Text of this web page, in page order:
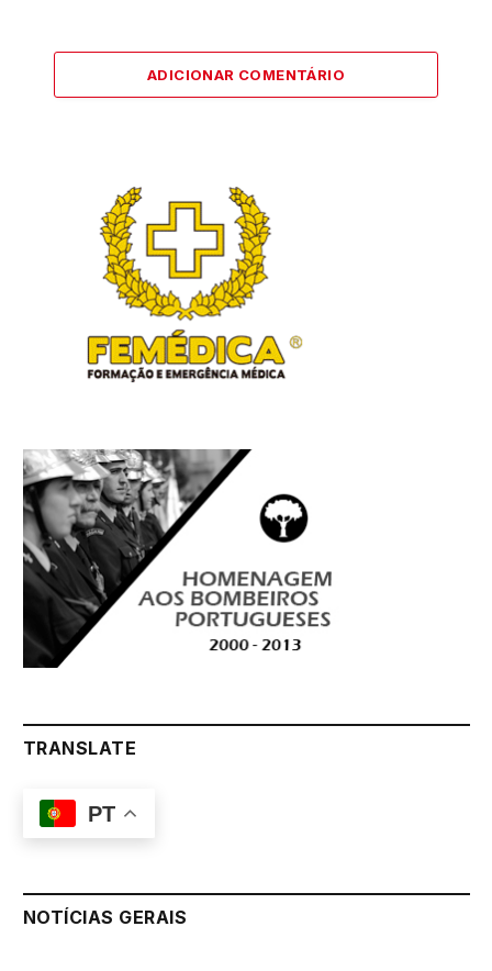
ADICIONAR COMENTÁRIO
TRANSLATE
PT
NOTÍCIAS GERAIS